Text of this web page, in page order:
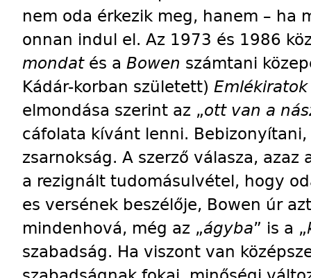
nem oda érkezik meg, hanem – ha
onnan in­dul el. Az 1973 és 1986
mondat és a Bowen számtani
Kádár-korban született)
elmondása szerint az „ott van a
cáfolata kívánt lenni.
zsarnokság. A szerző válasza,
a rezignált tudomásulvétel, hogy
es versének beszélője, Bowen úr
mindenhová, még az „ágyba” is a „
szabadság. Ha viszont van